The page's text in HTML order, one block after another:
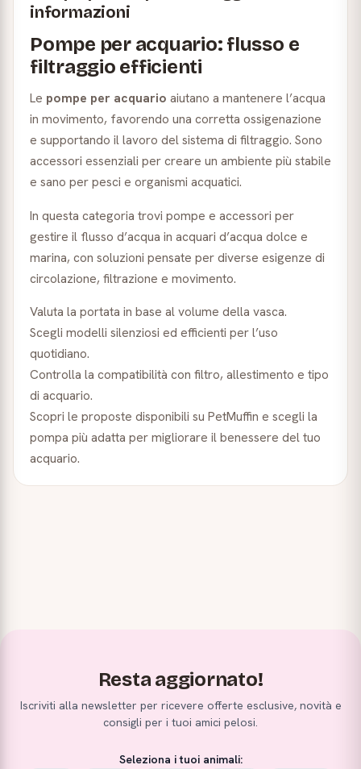
informazioni
Pompe per acquario: flusso e
filtraggio efficienti
Le pompe per acquario aiutano a mantenere l’acqua
in movimento, favorendo una corretta ossigenazione
e supportando il lavoro del sistema di filtraggio. Sono
accessori essenziali per creare un ambiente più stabile
e sano per pesci e organismi acquatici.
In questa categoria trovi pompe e accessori per
gestire il flusso d’acqua in acquari d’acqua dolce e
marina, con soluzioni pensate per diverse esigenze di
circolazione, filtrazione e movimento.
Valuta la portata in base al volume della vasca.
Scegli modelli silenziosi ed efficienti per l’uso
quotidiano.
Controlla la compatibilità con filtro, allestimento e tipo
di acquario.
Scopri le proposte disponibili su PetMuffin e scegli la
pompa più adatta per migliorare il benessere del tuo
acquario.
Resta aggiornato!
Iscriviti alla newsletter per ricevere offerte esclusive, novità e
consigli per i tuoi amici pelosi.
Seleziona i tuoi animali: